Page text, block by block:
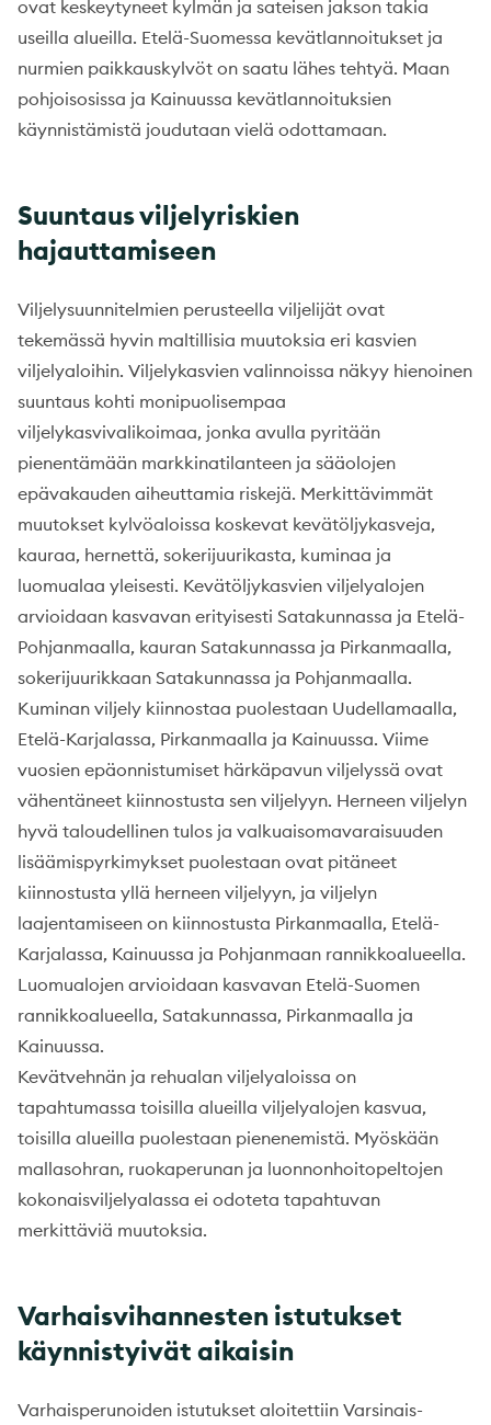
ovat keskeytyneet kylmän ja sateisen jakson takia
useilla alueilla. Etelä-Suomessa kevätlannoitukset ja
nurmien paikkauskylvöt on saatu lähes tehtyä. Maan
pohjoisosissa ja Kainuussa kevätlannoituksien
käynnistämistä joudutaan vielä odottamaan.
Suuntaus viljelyriskien
hajauttamiseen
Viljelysuunnitelmien perusteella viljelijät ovat
tekemässä hyvin maltillisia muutoksia eri kasvien
viljelyaloihin. Viljelykasvien valinnoissa näkyy hienoinen
suuntaus kohti monipuolisempaa
viljelykasvivalikoimaa, jonka avulla pyritään
pienentämään markkinatilanteen ja sääolojen
epävakauden aiheuttamia riskejä. Merkittävimmät
muutokset kylvöaloissa koskevat kevätöljykasveja,
kauraa, hernettä, sokerijuurikasta, kuminaa ja
luomualaa yleisesti. Kevätöljykasvien viljelyalojen
arvioidaan kasvavan erityisesti Satakunnassa ja Etelä-
Pohjanmaalla, kauran Satakunnassa ja Pirkanmaalla,
sokerijuurikkaan Satakunnassa ja Pohjanmaalla.
Kuminan viljely kiinnostaa puolestaan Uudellamaalla,
Etelä-Karjalassa, Pirkanmaalla ja Kainuussa. Viime
vuosien epäonnistumiset härkäpavun viljelyssä ovat
vähentäneet kiinnostusta sen viljelyyn. Herneen viljelyn
hyvä taloudellinen tulos ja valkuaisomavaraisuuden
lisäämispyrkimykset puolestaan ovat pitäneet
kiinnostusta yllä herneen viljelyyn, ja viljelyn
laajentamiseen on kiinnostusta Pirkanmaalla, Etelä-
Karjalassa, Kainuussa ja Pohjanmaan rannikkoalueella.
Luomualojen arvioidaan kasvavan Etelä-Suomen
rannikkoalueella, Satakunnassa, Pirkanmaalla ja
Kainuussa.
Kevätvehnän ja rehualan viljelyaloissa on
tapahtumassa toisilla alueilla viljelyalojen kasvua,
toisilla alueilla puolestaan pienenemistä. Myöskään
mallasohran, ruokaperunan ja luonnonhoitopeltojen
kokonaisviljelyalassa ei odoteta tapahtuvan
merkittäviä muutoksia.
Varhaisvihannesten istutukset
käynnistyivät aikaisin
Varhaisperunoiden istutukset aloitettiin Varsinais-